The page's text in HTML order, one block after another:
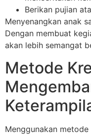
Berikan pujian
Menyenangkan anak
Dengan membuat
akan lebih semangat
Metode
Menggunakan